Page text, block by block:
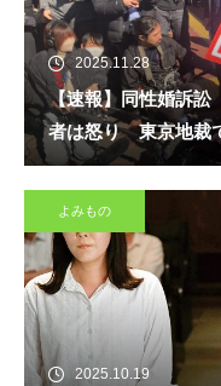
2025.11.28
【速報】同性婚訴
者は怒り 東京地裁
よみもの
2025.10.19